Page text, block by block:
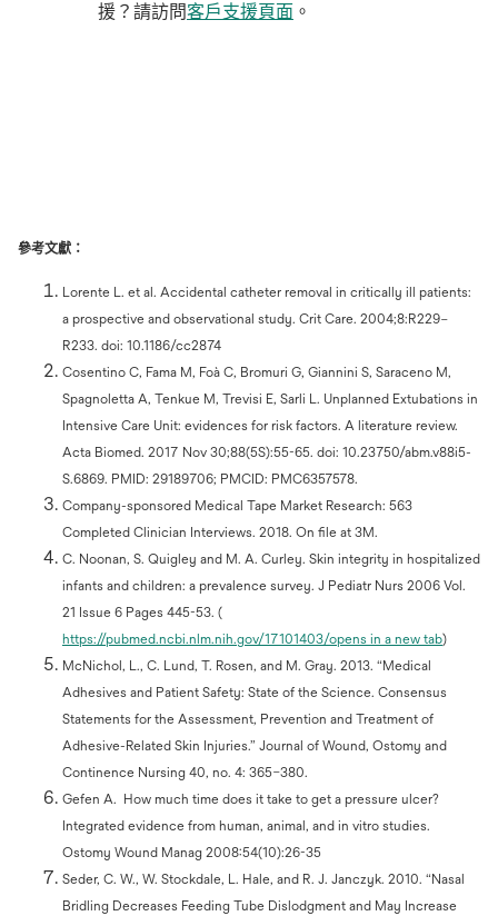
援？請訪問客戶支援頁面。
參考文獻：
Lorente L. et al. Accidental catheter removal in critically ill patients:
a prospective and observational study. Crit Care. 2004;8:R229–
R233. doi: 10.1186/cc2874
Cosentino C, Fama M, Foà C, Bromuri G, Giannini S, Saraceno M,
Spagnoletta A, Tenkue M, Trevisi E, Sarli L. Unplanned Extubations in
Intensive Care Unit: evidences for risk factors. A literature review.
Acta Biomed. 2017 Nov 30;88(5S):55-65. doi: 10.23750/abm.v88i5-
S.6869. PMID: 29189706; PMCID: PMC6357578.
Company-sponsored Medical Tape Market Research: 563
Completed Clinician Interviews. 2018. On file at 3M.
C. Noonan, S. Quigley and M. A. Curley. Skin integrity in hospitalized
infants and children: a prevalence survey. J Pediatr Nurs 2006 Vol.
21 Issue 6 Pages 445-53. (
https://pubmed.ncbi.nlm.nih.gov/17101403/opens in a new tab)
McNichol, L., C. Lund, T. Rosen, and M. Gray. 2013. “Medical
Adhesives and Patient Safety: State of the Science. Consensus
Statements for the Assessment, Prevention and Treatment of
Adhesive-Related Skin Injuries.” Journal of Wound, Ostomy and
Continence Nursing 40, no. 4: 365–380.
Gefen A. How much time does it take to get a pressure ulcer?
Integrated evidence from human, animal, and in vitro studies.
Ostomy Wound Manag 2008:54(10):26-35
Seder, C. W., W. Stockdale, L. Hale, and R. J. Janczyk. 2010. “Nasal
Bridling Decreases Feeding Tube Dislodgment and May Increase